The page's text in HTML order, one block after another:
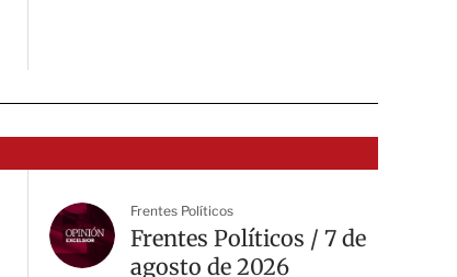
Frentes Políticos
Frentes Políticos / 7 de
agosto de 2026